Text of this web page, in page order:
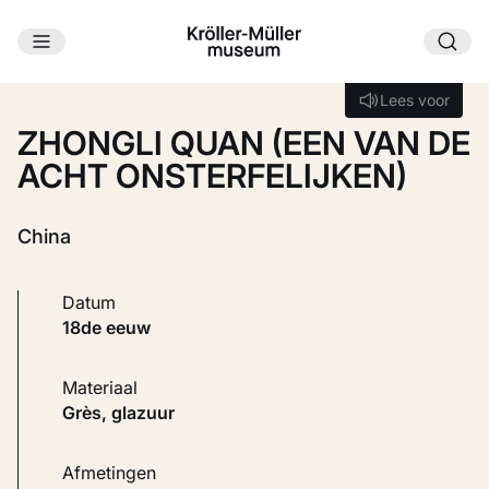
Ga naar hoofdinhoud
Lees voor
Lees voor
ZHONGLI QUAN (EEN VAN DE
ACHT ONSTERFELIJKEN)
China
Datum
18de eeuw
Materiaal
Grès, glazuur
Afmetingen